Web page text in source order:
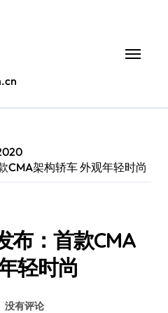
CMA架构轿车 外观年轻时尚
布：首款CMA
轻时尚
没有评论